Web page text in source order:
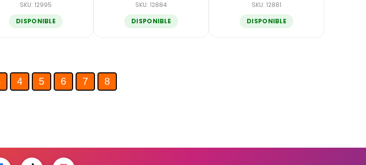
SKU: 12995
DISPONIBLE
SKU: 12884
DISPONIBLE
SKU: 12881
DISPONIBLE
4 5 6 7 8